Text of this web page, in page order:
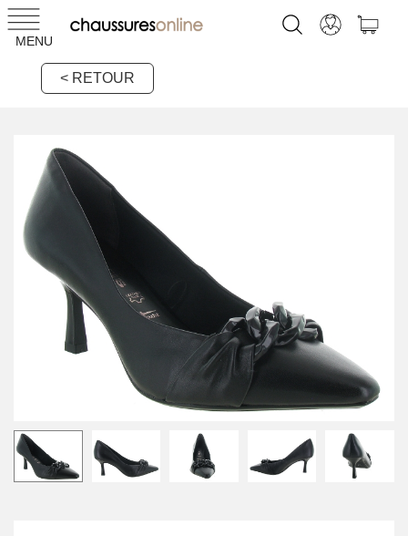
MENU
< RETOUR